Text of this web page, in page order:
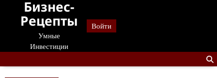
Перейти
содержанию
Бизнес-
Рецепты
Умные
Инвестиции
Войти